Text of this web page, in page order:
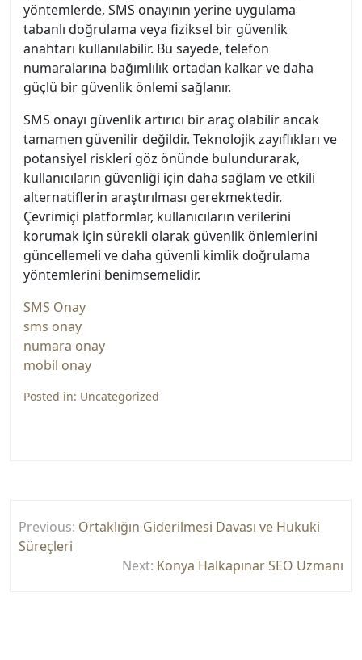
yöntemlerde, SMS onayının yerine uygulama
tabanlı doğrulama veya fiziksel bir güvenlik
anahtarı kullanılabilir. Bu sayede, telefon
numaralarına bağımlılık ortadan kalkar ve daha
güçlü bir güvenlik önlemi sağlanır.
SMS onayı güvenlik artırıcı bir araç olabilir ancak
tamamen güvenilir değildir. Teknolojik zayıflıkları ve
potansiyel riskleri göz önünde bulundurarak,
kullanıcıların güvenliği için daha sağlam ve etkili
alternatiflerin araştırılması gerekmektedir.
Çevrimiçi platformlar, kullanıcıların verilerini
korumak için sürekli olarak güvenlik önlemlerini
güncellemeli ve daha güvenli kimlik doğrulama
yöntemlerini benimsemelidir.
SMS Onay
sms onay
numara onay
mobil onay
Posted in: Uncategorized
gezinmesi
Previous: Ortaklığın Giderilmesi Davası ve Hukuki
Süreçleri
Next: Konya Halkapınar SEO Uzmanı